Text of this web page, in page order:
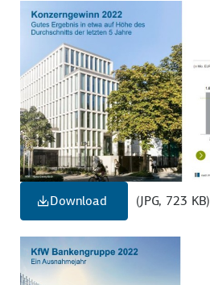
Download (JPG, 723 KB)